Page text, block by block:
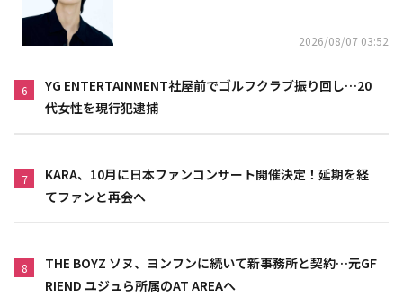
2026/08/07 03:52
6
YG ENTERTAINMENT社屋前でゴルフクラブ振り回し…20
代女性を現行犯逮捕
7
KARA、10月に日本ファンコンサート開催決定！延期を経
てファンと再会へ
8
THE BOYZ ソヌ、ヨンフンに続いて新事務所と契約…元GF
RIEND ユジュら所属のAT AREAへ